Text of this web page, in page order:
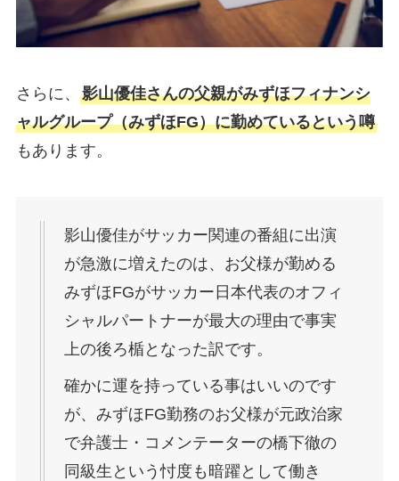
さらに、 影山優佳さんの父親がみずほフィナンシ
ャルグループ（みずほFG）に勤めているという噂
もあります。
影山優佳がサッカー関連の番組に出演
が急激に増えたのは、お父様が勤める
みずほFGがサッカー日本代表のオフィ
シャルパートナーが最大の理由で事実
上の後ろ楯となった訳です。
確かに運を持っている事はいいのです
が、みずほFG勤務のお父様が元政治家
で弁護士・コメンテーターの橋下徹の
同級生という忖度も暗躍として働き